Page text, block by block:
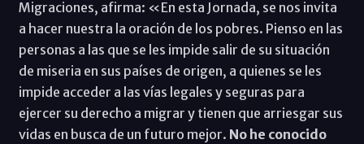
Migraciones, afirma: «En esta Jornada, se nos invita
a hacer nuestra la oración de los pobres. Pienso en las
personas a las que se les impide salir de su situación
de miseria en sus países de origen, a quienes se les
impide acceder a las vías legales y seguras para
ejercer su derecho a migrar y tienen que arriesgar sus
vidas en busca de un futuro mejor. No he conocido